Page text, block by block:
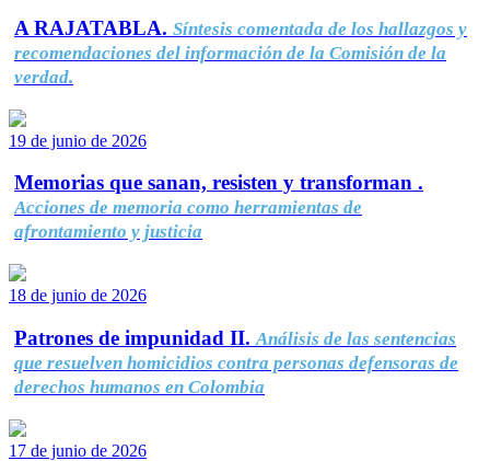
A RAJATABLA. Síntesis comentada de los hallazgos y
recomendaciones del información de la Comisión de la
verdad.
19 de junio de 2026
Memorias que sanan, resisten y transforman .
Acciones de memoria como herramientas de
afrontamiento y justicia
18 de junio de 2026
Patrones de impunidad II. Análisis de las sentencias
que resuelven homicidios contra personas defensoras de
derechos humanos en Colombia
17 de junio de 2026